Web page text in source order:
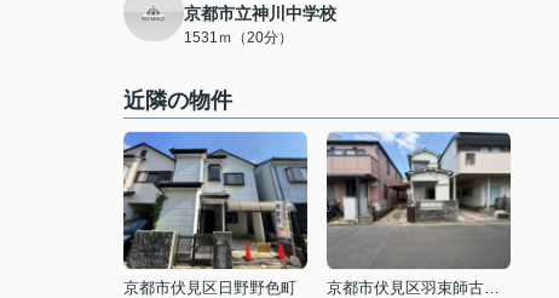
京都市立神川中学校
1531ｍ（20分）
近隣の物件
京都市伏見区日野野色町
京都市伏見区羽束師古川町